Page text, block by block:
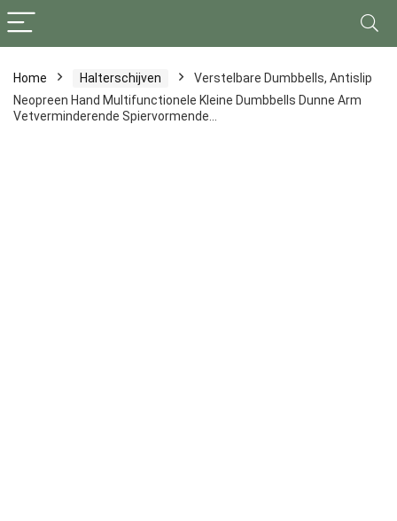
Home Halterschijven
Verstelbare Dumbbells, Antislip
Neopreen Hand Multifunctionele Kleine Dumbbells Dunne Arm
Vetverminderende Spiervormende…